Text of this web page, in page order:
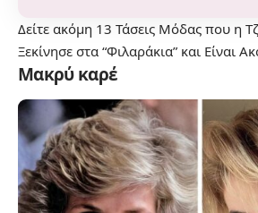
Δείτε ακόμη 13 Τάσεις Μόδας που η
Ξεκίνησε στα “Φιλαράκια” και Είναι
Μακρύ καρέ